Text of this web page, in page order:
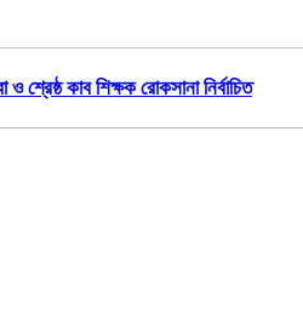
ও শ্রেষ্ঠ কাব শিক্ষক রোকসানা নির্বাচিত